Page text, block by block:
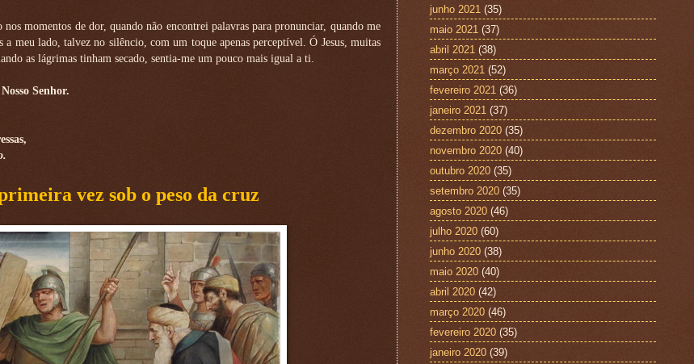
momentos de dor, quando não encontrei palavras para pronunciar, quando me
meu lado, talvez no silêncio, com um toque apenas perceptível. Ó Jesus, muitas
as lágrimas tinham secado, sentia-me um pouco mais igual a ti.
Senhor.
vez sob o peso da cruz
junho 2021 (35)
maio 2021 (37)
abril 2021 (38)
março 2021 (52)
fevereiro 2021 (36)
janeiro 2021 (37)
dezembro 2020 (35)
novembro 2020 (40)
outubro 2020 (35)
setembro 2020 (35)
agosto 2020 (46)
julho 2020 (60)
junho 2020 (38)
maio 2020 (40)
abril 2020 (42)
março 2020 (46)
fevereiro 2020 (35)
janeiro 2020 (39)